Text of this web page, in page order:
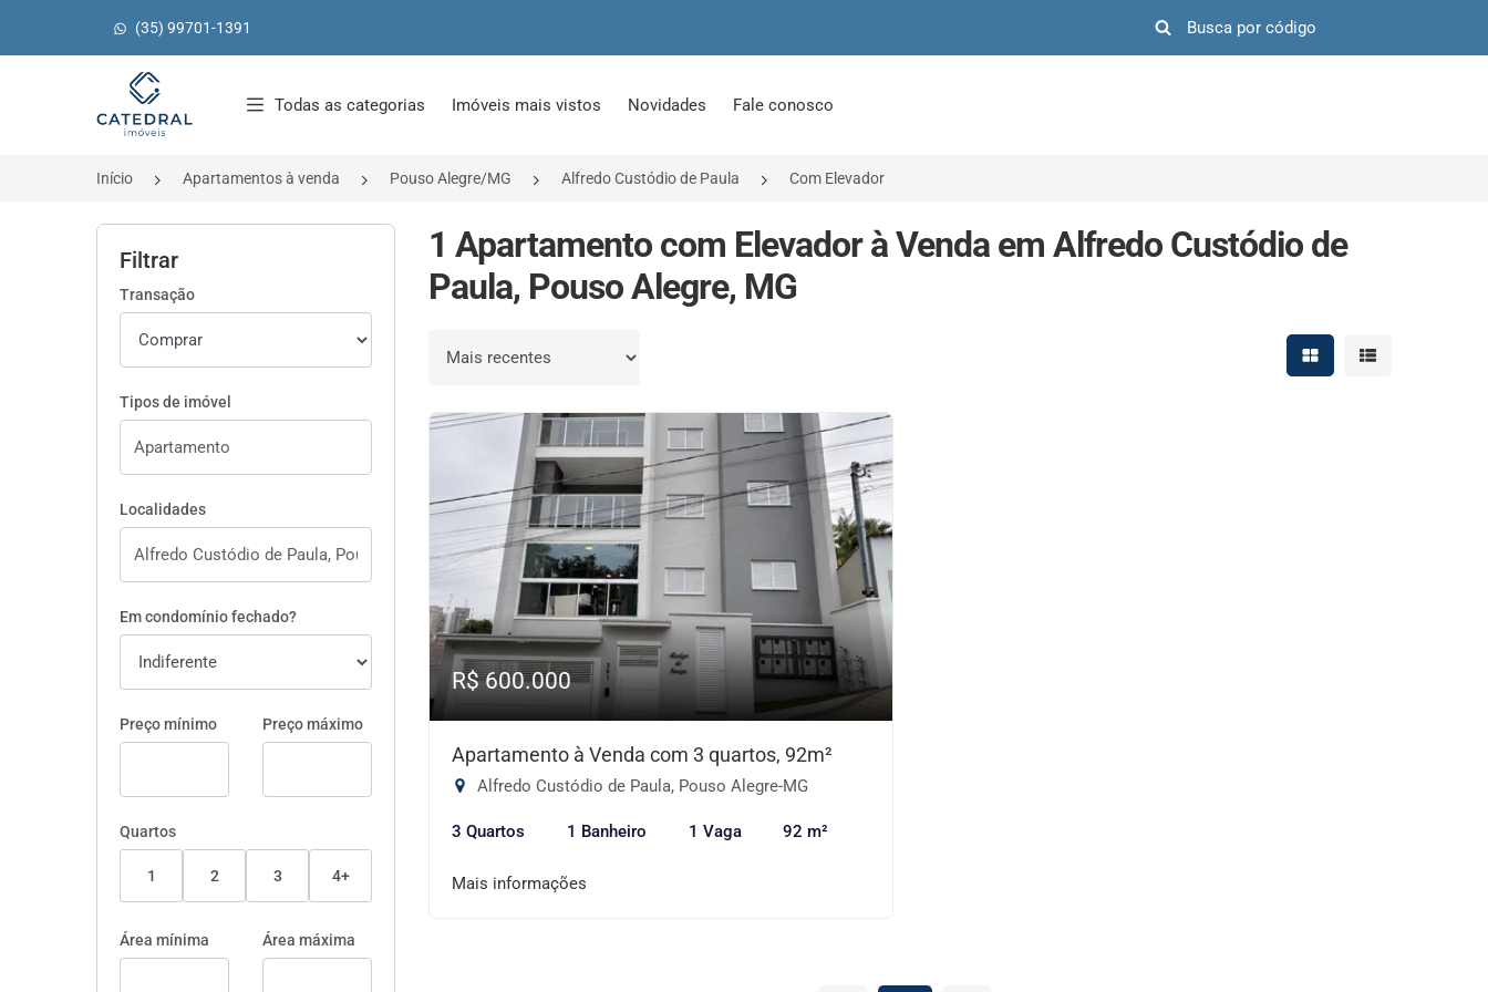
(35) 99701-1391
Página inicial
Todas as categorias Imóveis mais vistos Novidades Fale conosco
Início Apartamentos à venda Pouso Alegre/MG Alfredo Custódio de Paula Com Elevador
Filtrar
Transação
Tipos de imóvel
Localidades
Em condomínio fechado?
Preço mínimo Preço máximo
Quartos
1 2 3 4+
Área mínima Área máxima
1 Apartamento com Elevador à Venda em Alfredo Custódio de
Paula, Pouso Alegre, MG
Ordenar por Mostrar resultados em
Mostrar
R$ 600.000
Apartamento à Venda com 3 quartos, 92m²
Alfredo Custódio de Paula, Pouso Alegre-MG
3 Quartos 1 Banheiro 1 Vaga 92 m²
Mais informações